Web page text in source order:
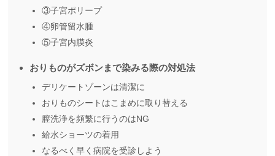
③子宮ポリープ
④卵管留水腫
⑤子宮内膜炎
おりものがズボンまで染みる際の対処法
デリケートゾーンは清潔に
おりものシートはこまめに取り替える
膣洗浄を頻繁に行うのはNG
給水ショーツの着用
なるべく早く病院を受診しよう